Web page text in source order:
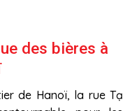
des bières à
de Hanoï, la rue Tạ